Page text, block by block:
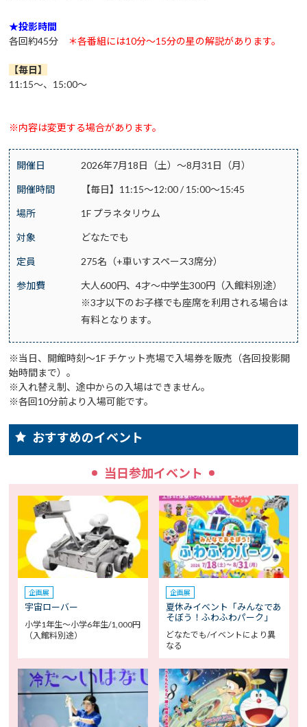
★投影時間
各回約45分 ＊各番組には10分～15分の星の解説があります。
【毎日】
11:15～、15:00～
※内容は変更する場合があります。
開催日 2026年7月18日（土）～8月31日（月）
開催時間 【毎日】11:15～12:00 / 15:00～15:45
場所 1F プラネタリウム
対象 どなたでも
定員 275名（+車いすスペース3席分）
参加費
大人600円、4才～中学生300円（入館料別途）
※3才以下のお子様でも座席を利用される場合は
有料となります。
※当日、開館時刻～1F チケット売場で入場券を販売（各回投影開
始時間まで）。
※入れ替え制、途中からの入場はできません。
※各回10分前より入場可能です。
おすすめのイベント
当日参加イベント
企画展
宇宙ローバー
小学1年生～小学6年生/1,000円
（入館料別途）
企画展
夏休みイベント「みんなであ
そぼう！ふわふわパーク」
どなたでも/イベントにより異
なる